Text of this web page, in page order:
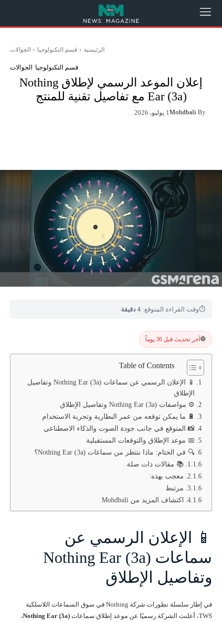
الرئيسية قسم التكنولوجيا الجوالات
قسم التكنولوجيا الجوالات
إعلان الموعد الرسمي لإطلاق Nothing
Ear (3a) مع تفاصيل تقنية للمنتج
By
Mohdbali 1 يوليو، 2026
⏱وقت القراءة المتوقع: 4 دقيقة
🔴آخر تحديث قبل 36 يوماً
Table of Contents
📱 الإعلان الرسمي عن سماعات Nothing Ear (3a) وتفاصيل
الإطلاق
⚙️ مواصفات Nothing Ear (3a) وتفاصيل الإطلاق
🔋 ما يمكن توقعه من عمر البطارية وتجربة الاستخدام
📸 المتوقع في جانب جودة الصوت والذكاء الاصطناعي
📅 موعد الإطلاق والتوقعات المستقبلية
🔍 في الختام: ماذا ننتظر من سماعات Nothing Ear (3a)؟
📚 مقالات ذات صلة
معجب بهذه:
مرتبط
اكتشاف المزيد من Mohdbali
📱 الإعلان الرسمي عن
سماعات Nothing Ear (3a)
وتفاصيل الإطلاق
في إطار سلسلة تطورات شركة Nothing في سوق السماعات اللاسلكية
TWS، أعلنت الشركة رسميًا عن موعد إطلاق سماعات
Nothing Ear (3a)،